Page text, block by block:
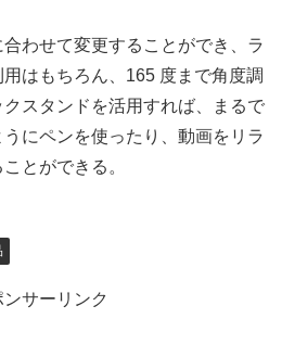
わせて変更することができ、ラ
はもちろん、165 度まで角度調
スタンドを活用すれば、まるで
にペンを使ったり、動画をリラ
とができる。
ンサーリンク